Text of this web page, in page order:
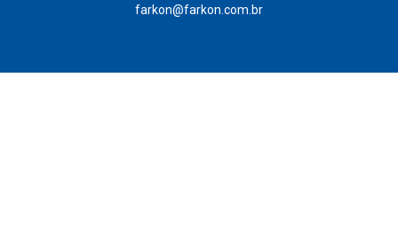
farkon@farkon.com.br